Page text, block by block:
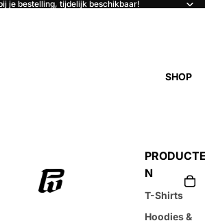
je bestelling, tijdelijk beschikbaar!
SHOP
N
T-Shirts
Hoodies &